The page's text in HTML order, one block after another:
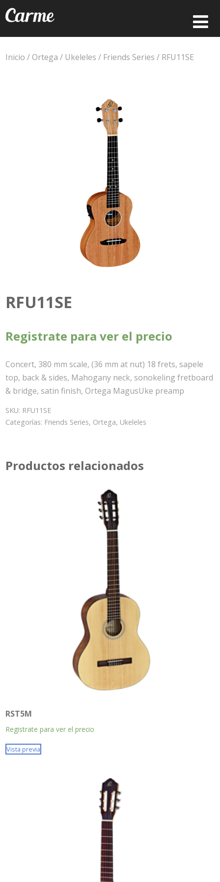
Inicio /Ortega / Ukeleles / Friends Series / RFU11SE
RFU11SE
Registrate para ver el precio
Concert, 380 mm scale, (36 mm at nut) 18 frets, sapele
top, back & sides, Mahogany neck, sonokeling fretboard
& bridge, satin finish, Ortega MagusUke preamp
SKU: RFU11SE
Categorías: Friends Series, Ortega, Ukeleles
Productos relacionados
RST5M
Registrate para ver el precio
Vista previa